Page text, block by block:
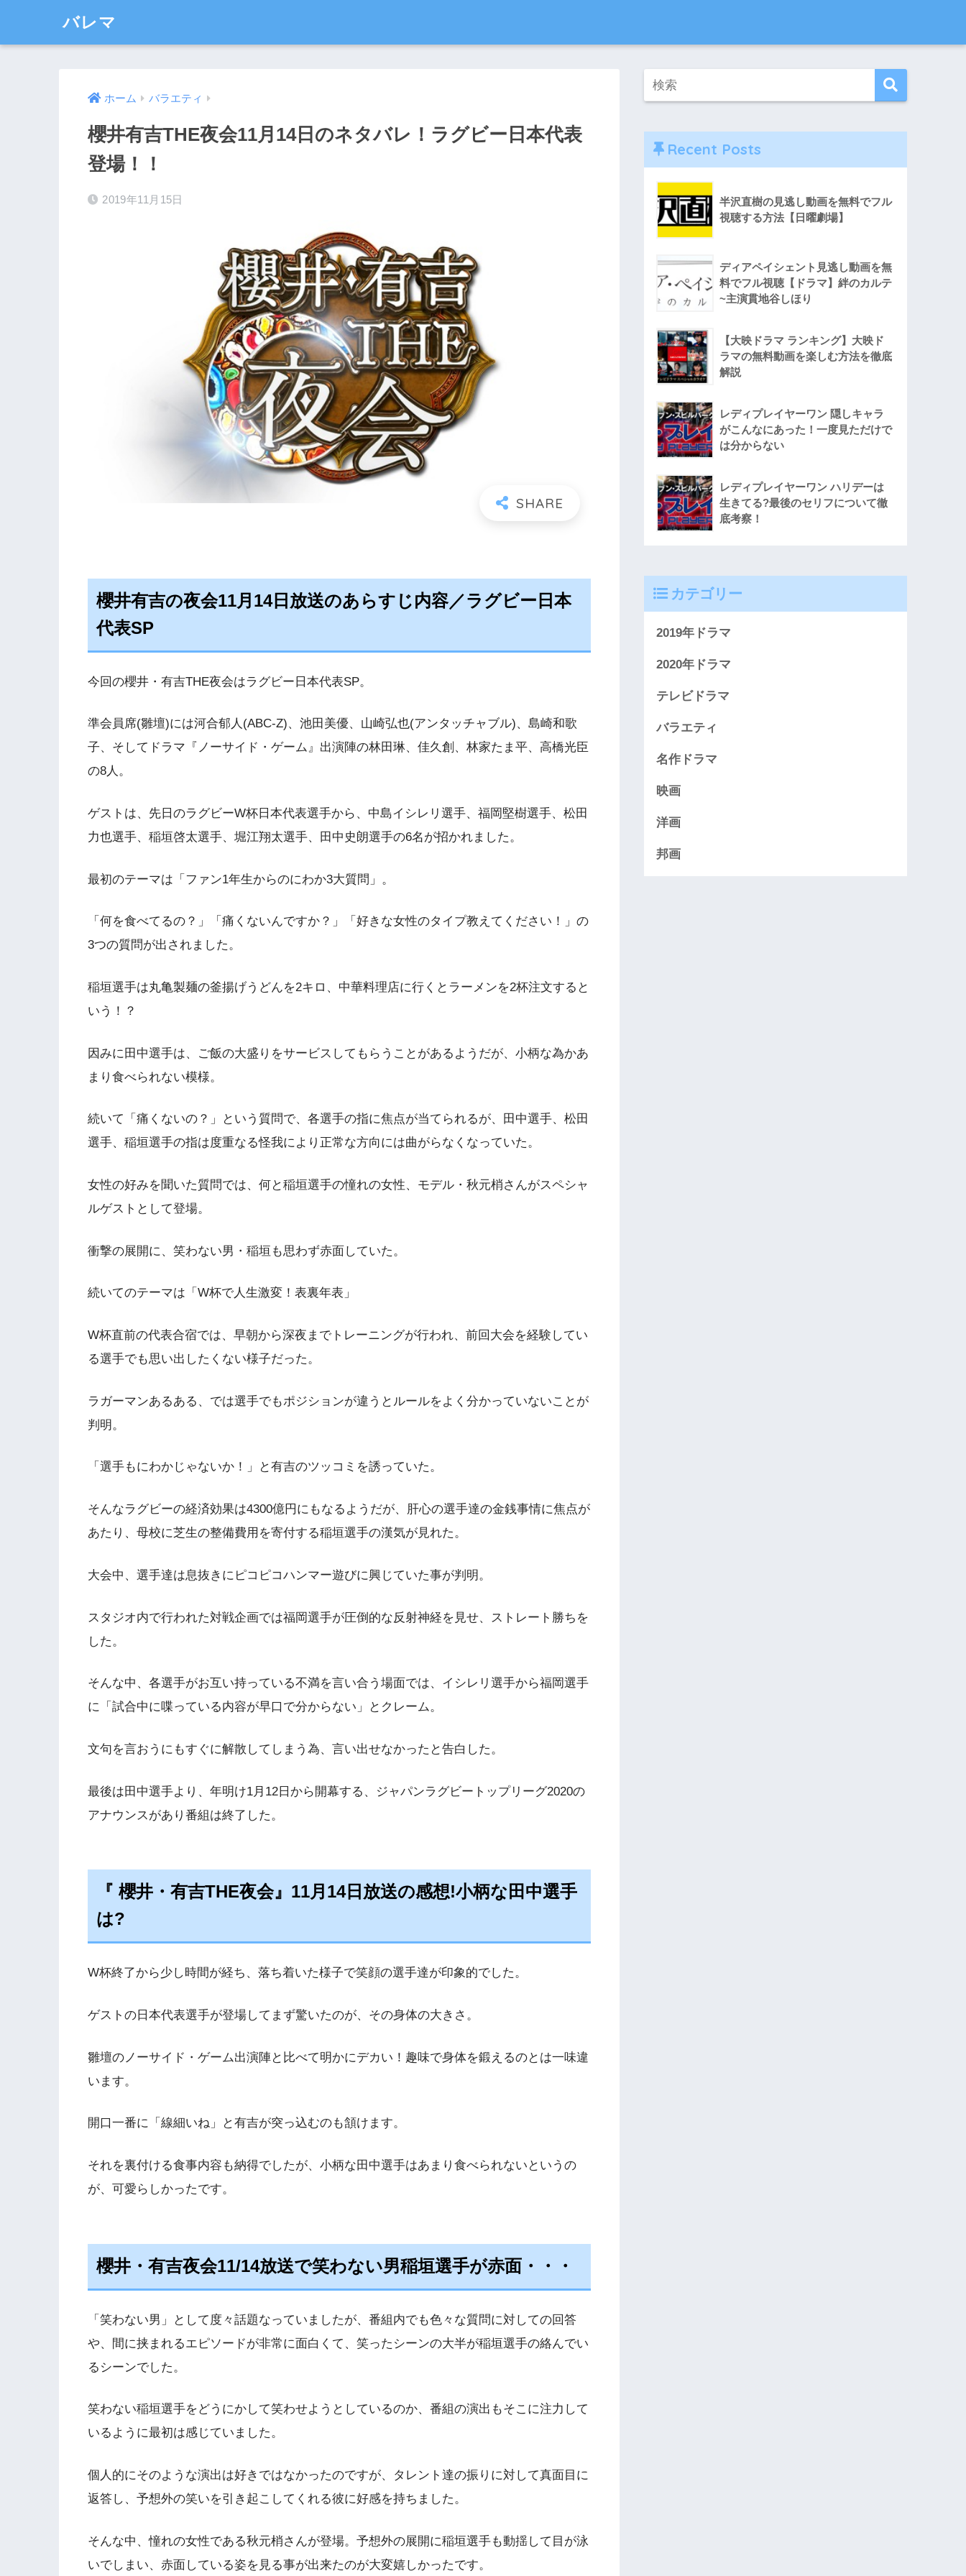
バレマ
ホーム バラエティ
櫻井有吉THE夜会11月14日のネタバレ！ラグビー日本代表
登場！！
2019年11月15日
櫻井有吉の夜会11月14日放送のあらすじ内容／ラグビー日本
代表SP
今回の櫻井・有吉THE夜会はラグビー日本代表SP。
準会員席(雛壇)には河合郁人(ABC-Z)、池田美優、山崎弘也(アンタッチャブル)、島崎和歌
子、そしてドラマ『ノーサイド・ゲーム』出演陣の林田琳、佳久創、林家たま平、高橋光臣
の8人。
ゲストは、先日のラグビーW杯日本代表選手から、中島イシレリ選手、福岡堅樹選手、松田
力也選手、稲垣啓太選手、堀江翔太選手、田中史朗選手の6名が招かれました。
最初のテーマは「ファン1年生からのにわか3大質問」。
「何を食べてるの？」「痛くないんですか？」「好きな女性のタイプ教えてください！」の
3つの質問が出されました。
稲垣選手は丸亀製麺の釜揚げうどんを2キロ、中華料理店に行くとラーメンを2杯注文すると
いう！？
因みに田中選手は、ご飯の大盛りをサービスしてもらうことがあるようだが、小柄な為かあ
まり食べられない模様。
続いて「痛くないの？」という質問で、各選手の指に焦点が当てられるが、田中選手、松田
選手、稲垣選手の指は度重なる怪我により正常な方向には曲がらなくなっていた。
女性の好みを聞いた質問では、何と稲垣選手の憧れの女性、モデル・秋元梢さんがスペシャ
ルゲストとして登場。
衝撃の展開に、笑わない男・稲垣も思わず赤面していた。
続いてのテーマは「W杯で人生激変！表裏年表」
W杯直前の代表合宿では、早朝から深夜までトレーニングが行われ、前回大会を経験してい
る選手でも思い出したくない様子だった。
ラガーマンあるある、では選手でもポジションが違うとルールをよく分かっていないことが
判明。
「選手もにわかじゃないか！」と有吉のツッコミを誘っていた。
そんなラグビーの経済効果は4300億円にもなるようだが、肝心の選手達の金銭事情に焦点が
あたり、母校に芝生の整備費用を寄付する稲垣選手の漢気が見れた。
大会中、選手達は息抜きにピコピコハンマー遊びに興じていた事が判明。
スタジオ内で行われた対戦企画では福岡選手が圧倒的な反射神経を見せ、ストレート勝ちを
した。
そんな中、各選手がお互い持っている不満を言い合う場面では、イシレリ選手から福岡選手
に「試合中に喋っている内容が早口で分からない」とクレーム。
文句を言おうにもすぐに解散してしまう為、言い出せなかったと告白した。
最後は田中選手より、年明け1月12日から開幕する、ジャパンラグビートップリーグ2020の
アナウンスがあり番組は終了した。
『 櫻井・有吉THE夜会』11月14日放送の感想!小柄な田中選手
は?
W杯終了から少し時間が経ち、落ち着いた様子で笑顔の選手達が印象的でした。
ゲストの日本代表選手が登場してまず驚いたのが、その身体の大きさ。
雛壇のノーサイド・ゲーム出演陣と比べて明かにデカい！趣味で身体を鍛えるのとは一味違
います。
開口一番に「線細いね」と有吉が突っ込むのも頷けます。
それを裏付ける食事内容も納得でしたが、小柄な田中選手はあまり食べられないというの
が、可愛らしかったです。
櫻井・有吉夜会11/14放送で笑わない男稲垣選手が赤面・・・
「笑わない男」として度々話題なっていましたが、番組内でも色々な質問に対しての回答
や、間に挟まれるエピソードが非常に面白くて、笑ったシーンの大半が稲垣選手の絡んでい
るシーンでした。
笑わない稲垣選手をどうにかして笑わせようとしているのか、番組の演出もそこに注力して
いるように最初は感じていました。
個人的にそのような演出は好きではなかったのですが、タレント達の振りに対して真面目に
返答し、予想外の笑いを引き起こしてくれる彼に好感を持ちました。
そんな中、憧れの女性である秋元梢さんが登場。予想外の展開に稲垣選手も動揺して目が泳
いでしまい、赤面している姿を見る事が出来たのが大変嬉しかったです。
Recent Posts
半沢直樹の見逃し動画を無料でフル
視聴する方法【日曜劇場】
ディアペイシェント見逃し動画を無
料でフル視聴【ドラマ】絆のカルテ
~主演貫地谷しほり
【大映ドラマ ランキング】大映ド
ラマの無料動画を楽しむ方法を徹底
解説
レディプレイヤーワン 隠しキャラ
がこんなにあった！一度見ただけで
は分からない
レディプレイヤーワン ハリデーは
生きてる?最後のセリフについて徹
底考察！
カテゴリー
2019年ドラマ
2020年ドラマ
テレビドラマ
バラエティ
名作ドラマ
映画
洋画
邦画